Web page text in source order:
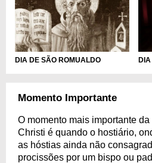
DIA DE SÃO ROMUALDO DIA
Momento Importante
O momento mais importante
Christi é quando o hostiário,
as hóstias ainda não
procissões por um bispo ou